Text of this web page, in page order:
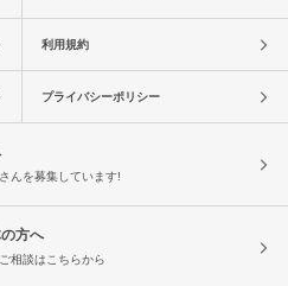
利用規約
プライバシーポリシー
んを募集しています!
方へ
相談はこちらから